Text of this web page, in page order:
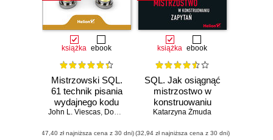
książka ebook
Mistrzowski SQL.
61 technik pisania
wydajnego kodu
SQL
John L. Viescas, Douglas J. Steele ,Ben G. Clothier
(47,40 zł najniższa cena z 30 dni)
książka ebook
SQL. Jak osiągnąć
mistrzostwo w
konstruowaniu
zapytań
Katarzyna Żmuda
(32,94 zł najniższa cena z 30 dni)